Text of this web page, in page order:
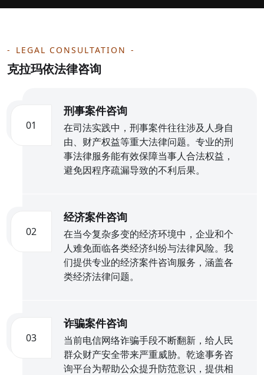
LEGAL CONSULTATION
克拉玛依法律咨询
01
刑事案件咨询
在司法实践中，刑事案件往往涉及人身自
由、财产权益等重大法律问题。专业的刑
事法律服务能有效保障当事人合法权益，
避免因程序疏漏导致的不利后果。
02
经济案件咨询
在当今复杂多变的经济环境中，企业和个
人难免面临各类经济纠纷与法律风险。我
们提供专业的经济案件咨询服务，涵盖各
类经济法律问题。
03
诈骗案件咨询
当前电信网络诈骗手段不断翻新，给人民
群众财产安全带来严重威胁。乾途事务咨
询平台为帮助公众提升防范意识，提供相